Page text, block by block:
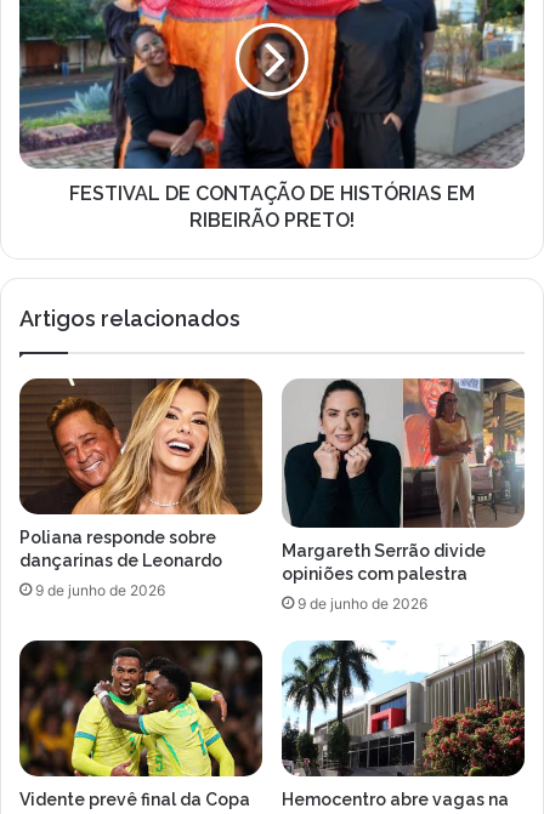
CONTAÇÃO
DE
HISTÓRIAS
EM
RIBEIRÃO
PRETO!
FESTIVAL DE CONTAÇÃO DE HISTÓRIAS EM
RIBEIRÃO PRETO!
Artigos relacionados
Poliana responde sobre
dançarinas de Leonardo
9 de junho de 2026
Margareth Serrão divide
opiniões com palestra
9 de junho de 2026
Vidente prevê final da Copa
Hemocentro abre vagas na